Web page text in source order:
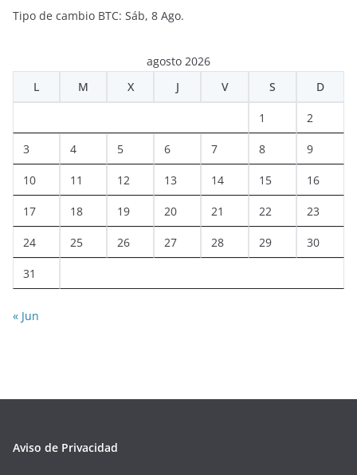
Tipo de cambio BTC: Sáb, 8 Ago.
agosto 2026
L
M X J V S D
1 2
3 4 5 6 7 8 9
10 11 12 13 14 15 16
17 18 19 20 21 22 23
24 25 26 27 28 29 30
31
« Jun
Aviso de Privacidad